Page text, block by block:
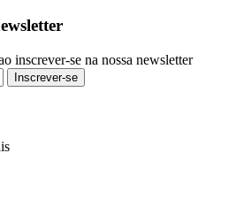
inscrever-se na nossa newsletter
Inscrever-se